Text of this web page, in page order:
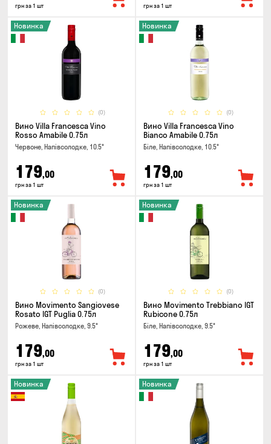
грн за 1 шт грн за 1 шт
(0)
Новинка
Вино Villa Francesca Vino
Rosso Amabile 0.75л
Червоне, Напівсолодке, 10.5°
179,00
грн за 1 шт
(0)
Новинка
Вино Villa Francesca Vino
Bianco Amabile 0.75л
Біле, Напівсолодке, 10.5°
179,00
грн за 1 шт
(0)
Новинка
Вино Movimento Sangiovese
Rosato IGT Puglia 0.75л
Рожеве, Напівсолодке, 9.5°
179,00
грн за 1 шт
(0)
Новинка
Вино Movimento Trebbiano IGT
Rubicone 0.75л
Біле, Напівсолодке, 9.5°
179,00
грн за 1 шт
Новинка Новинка